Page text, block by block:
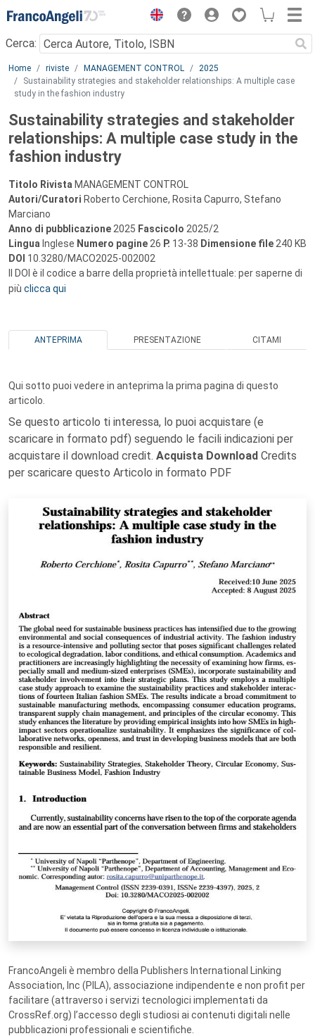
Menu
Cerca:
Main content
Home riviste MANAGEMENT CONTROL
2025
Sustainability strategies and stakeholder relationships: A multiple case
study in the fashion industry
Sustainability strategies and stakeholder
relationships: A multiple case study in the
fashion industry
Titolo Rivista MANAGEMENT CONTROL
Autori/Curatori Roberto Cerchione, Rosita Capurro, Stefano
Marciano
Anno di pubblicazione 2025 Fascicolo 2025/2
Lingua Inglese Numero pagine 26 P. 13-38 Dimensione file 240 KB
DOI 10.3280/MACO2025-002002
Il DOI è il codice a barre della proprietà intellettuale: per saperne di
più clicca qui
ANTEPRIMA PRESENTAZIONE CITAMI
Qui sotto puoi vedere in anteprima la prima pagina di questo
articolo.
Se questo articolo ti interessa, lo puoi acquistare (e
scaricare in formato pdf) seguendo le facili indicazioni per
acquistare il download credit. Acquista Download Credits
per scaricare questo Articolo in formato PDF
FrancoAngeli è membro della Publishers International Linking
Association, Inc (PILA), associazione indipendente e non profit per
facilitare (attraverso i servizi tecnologici implementati da
CrossRef.org) l’accesso degli studiosi ai contenuti digitali nelle
pubblicazioni professionali e scientifiche.